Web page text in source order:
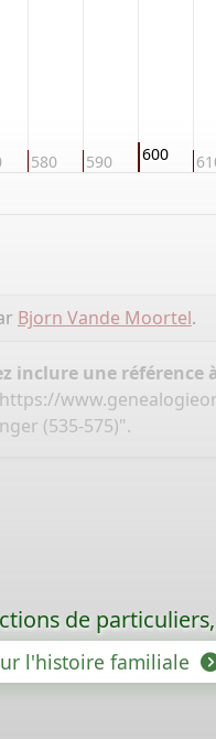
580 590 600
Bjorn Vande Moortel.
inclure une référence
https://
(535-575)".
de
l'histoire familiale